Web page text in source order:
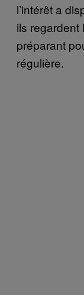
l’intérêt a
ils regardent
préparant
régulière.